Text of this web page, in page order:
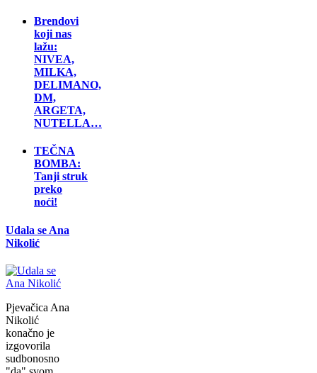
Brendovi
koji nas
lažu:
NIVEA,
MILKA,
DELIMANO,
DM,
ARGETA,
NUTELLA…
TEČNA
BOMBA:
Tanji struk
preko
noći!
Udala se Ana
Nikolić
Pjevačica Ana
Nikolić
konačno je
izgovorila
sudbonosno